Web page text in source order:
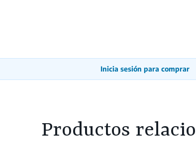
Inicia sesión para comprar
Productos